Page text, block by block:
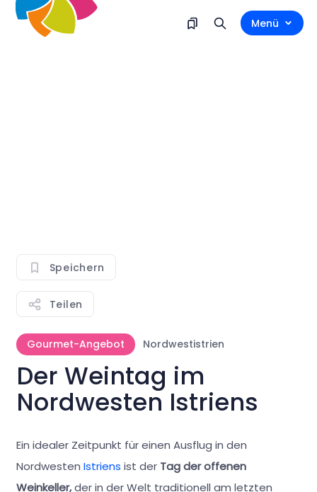
Menü
Speichern
Teilen
Gourmet-Angebot Nordwestistrien
Der Weintag im
Nordwesten Istriens
Ein idealer Zeitpunkt für einen Ausflug in den
Nordwesten Istriens ist derTag der offenen
Weinkeller,der in der Welt traditionell am letzten